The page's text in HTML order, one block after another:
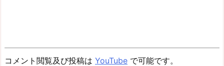
コメント閲覧及び投稿は YouTube で可能です。